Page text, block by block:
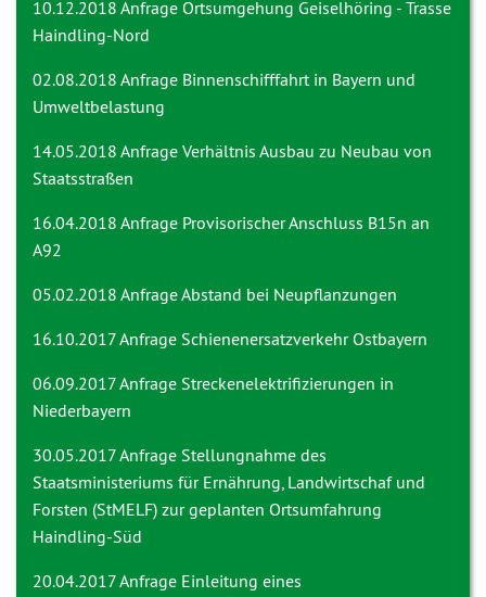
10.12.2018 Anfrage Ortsumgehung Geiselhöring - Trasse
Haindling-Nord
02.08.2018 Anfrage Binnenschifffahrt in Bayern und
Umweltbelastung
14.05.2018 Anfrage Verhältnis Ausbau zu Neubau von
Staatsstraßen
16.04.2018 Anfrage Provisorischer Anschluss B15n an
A92
05.02.2018 AnfrageAbstand bei Neupflanzungen
16.10.2017 Anfrage Schienenersatzverkehr Ostbayern
06.09.2017 Anfrage Streckenelektrifizierungen in
Niederbayern
30.05.2017 Anfrage Stellungnahme des
Staatsministeriums für Ernährung, Landwirtschaf und
Forsten (StMELF) zur geplanten Ortsumfahrung
Haindling-Süd
20.04.2017 Anfrage Einleitung eines